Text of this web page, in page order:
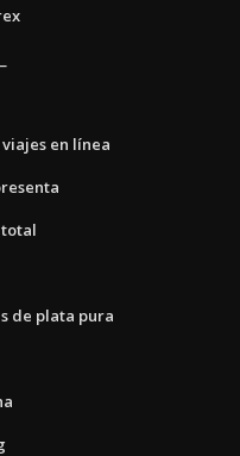
en línea
de plata pura